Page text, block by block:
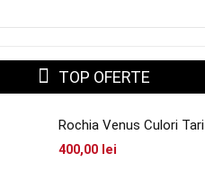
TOP OFERTE
Rochia Venus Culori Tari
400,00 lei